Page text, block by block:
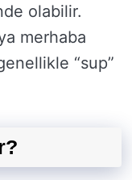
olabilir.
merhaba
“sup”